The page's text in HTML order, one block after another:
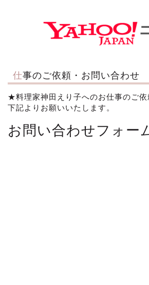
仕事のご依頼・お問い合わせ
★料理家神田えり子へのお仕事のご依
下記よりお願いいたします。
お問い合わせフォー